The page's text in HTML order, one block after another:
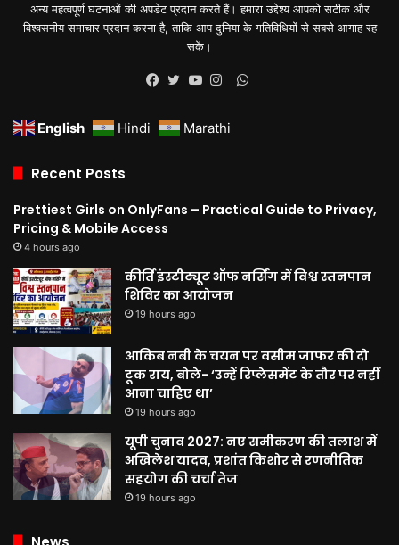
अन्य महत्वपूर्ण घटनाओं की अपडेट प्रदान करते हैं। हमारा उद्देश्य आपको सटीक और
विश्वसनीय समाचार प्रदान करना है, ताकि आप दुनिया के गतिविधियों से सबसे आगाह रह
सकें।
WhatsApp
English Hindi Marathi
Recent Posts
Prettiest Girls on OnlyFans – Practical Guide to Privacy,
Pricing & Mobile Access
4 hours ago
कीर्ति इंस्टीट्यूट ऑफ नर्सिंग में विश्व स्तनपान
शिविर का आयोजन
19 hours ago
आकिब नबी के चयन पर वसीम जाफर की दो
टूक राय, बोले- ‘उन्हें रिप्लेसमेंट के तौर पर नहीं
आना चाहिए था’
19 hours ago
यूपी चुनाव 2027: नए समीकरण की तलाश में
अखिलेश यादव, प्रशांत किशोर से रणनीतिक
सहयोग की चर्चा तेज
19 hours ago